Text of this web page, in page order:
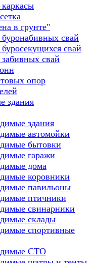
в грунте"
свай
свай
свай
опор
здания
здания
автомойки
бытовки
гаражи
дома
коровники
павильоны
птичники
свинарники
склады
спортивные
СТО